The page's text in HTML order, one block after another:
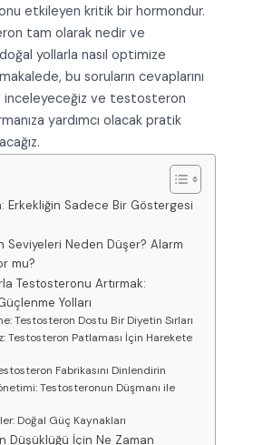
etkileyen kritik bir hormondur.
tam olarak nedir ve
yollarla nasıl optimize
bu soruların cevaplarını
inceleyeceğiz ve testosteron
yardımcı olacak pratik
Erkekliğin Sadece Bir Göstergesi
Seviyeleri Neden Düşer? Alarm
mu?
Testosteronu Artırmak:
Yolları
Testosteron Dostu Bir Diyetin Sırları
Testosteron Patlaması İçin Harekete
Fabrikasını Dinlendirin
Testosteronun Düşmanı ile
Doğal Güç Kaynakları
Düşüklüğü İçin Ne Zaman